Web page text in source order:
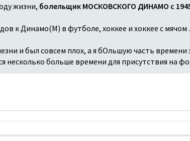
жизни, болельщик МОСКОВСКОГО ДИНАМО с
к Динамо(М) в футболе, хоккее и хоккее с мячом
и был совсем плох, а я бОльшую часть времени
несколько больше времени для присутствия на